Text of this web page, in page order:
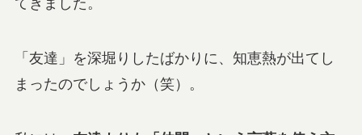
「友達」を深堀りしたばかりに、知恵熱が出てし
まったのでしょうか（笑）。